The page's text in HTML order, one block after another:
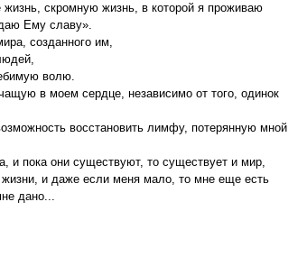
скромную жизнь, в которой я проживаю
Ему славу».
созданного им,
волю.
в моем сердце, независимо от того, одинок
восстановить лимфу, потерянную мной
и пока они существуют, то существует и мир,
и даже если меня мало, то мне еще есть
дано...